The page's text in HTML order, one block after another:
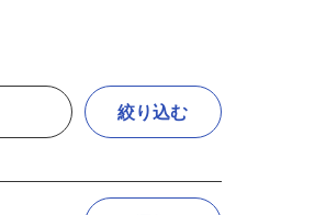
絞り込む